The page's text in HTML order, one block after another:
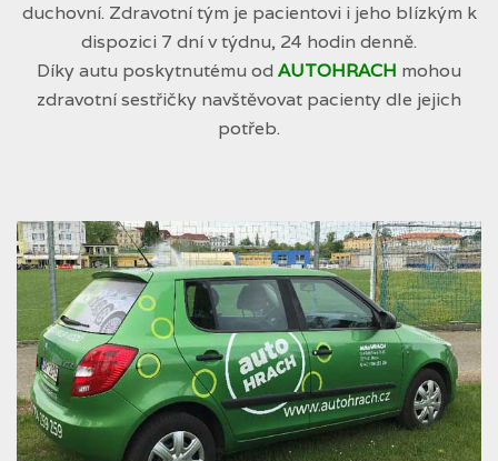
duchovní. Zdravotní tým je pacientovi i jeho blízkým k
dispozici 7 dní v týdnu, 24 hodin denně.
Díky autu poskytnutému od AUTOHRACH mohou
zdravotní sestřičky navštěvovat pacienty dle jejich
potřeb.